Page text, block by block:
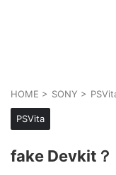
HOME > SONY >
PSVita
fake Devkit